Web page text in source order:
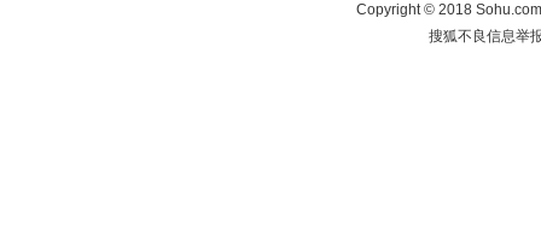
Copyright©2018
搜狐不良信息举